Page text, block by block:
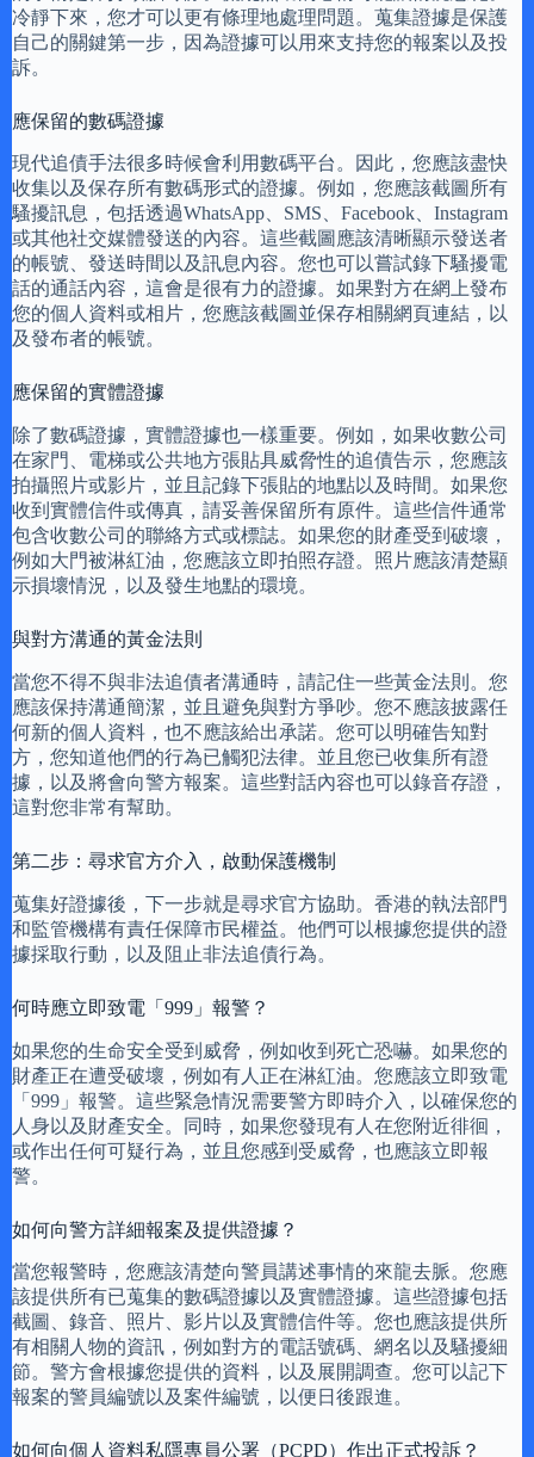
冷靜下來，您才可以更有條理地處理問題。蒐集證據是保護
自己的關鍵第一步，因為證據可以用來支持您的報案以及投
訴。
應保留的數碼證據
現代追債手法很多時候會利用數碼平台。因此，您應該盡快
收集以及保存所有數碼形式的證據。例如，您應該截圖所有
騷擾訊息，包括透過WhatsApp、SMS、Facebook、Instagram
或其他社交媒體發送的內容。這些截圖應該清晰顯示發送者
的帳號、發送時間以及訊息內容。您也可以嘗試錄下騷擾電
話的通話內容，這會是很有力的證據。如果對方在網上發布
您的個人資料或相片，您應該截圖並保存相關網頁連結，以
及發布者的帳號。
應保留的實體證據
除了數碼證據，實體證據也一樣重要。例如，如果收數公司
在家門、電梯或公共地方張貼具威脅性的追債告示，您應該
拍攝照片或影片，並且記錄下張貼的地點以及時間。如果您
收到實體信件或傳真，請妥善保留所有原件。這些信件通常
包含收數公司的聯絡方式或標誌。如果您的財產受到破壞，
例如大門被淋紅油，您應該立即拍照存證。照片應該清楚顯
示損壞情況，以及發生地點的環境。
與對方溝通的黃金法則
當您不得不與非法追債者溝通時，請記住一些黃金法則。您
應該保持溝通簡潔，並且避免與對方爭吵。您不應該披露任
何新的個人資料，也不應該給出承諾。您可以明確告知對
方，您知道他們的行為已觸犯法律。並且您已收集所有證
據，以及將會向警方報案。這些對話內容也可以錄音存證，
這對您非常有幫助。
第二步：尋求官方介入，啟動保護機制
蒐集好證據後，下一步就是尋求官方協助。香港的執法部門
和監管機構有責任保障市民權益。他們可以根據您提供的證
據採取行動，以及阻止非法追債行為。
何時應立即致電「999」報警？
如果您的生命安全受到威脅，例如收到死亡恐嚇。如果您的
財產正在遭受破壞，例如有人正在淋紅油。您應該立即致電
「999」報警。這些緊急情況需要警方即時介入，以確保您的
人身以及財產安全。同時，如果您發現有人在您附近徘徊，
或作出任何可疑行為，並且您感到受威脅，也應該立即報
警。
如何向警方詳細報案及提供證據？
當您報警時，您應該清楚向警員講述事情的來龍去脈。您應
該提供所有已蒐集的數碼證據以及實體證據。這些證據包括
截圖、錄音、照片、影片以及實體信件等。您也應該提供所
有相關人物的資訊，例如對方的電話號碼、網名以及騷擾細
節。警方會根據您提供的資料，以及展開調查。您可以記下
報案的警員編號以及案件編號，以便日後跟進。
如何向個人資料私隱專員公署（PCPD）作出正式投訴？